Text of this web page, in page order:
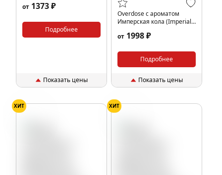
от 1373 ₽
Подробнее
Показать цены
Overdose с ароматом
Имперская кола (Imperial
от 1998 ₽
Подробнее
Показать цены
ХИТ
ХИТ